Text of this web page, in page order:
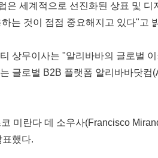
은 세계적으로 선진화된 상표 및
는 것이 점점 중요해지고 있다"고
상무이사는 "알리바바의 글로벌
글로벌 B2B 플랫폼 알리바바닷
미란다 데 소우사(Francisco
했다.